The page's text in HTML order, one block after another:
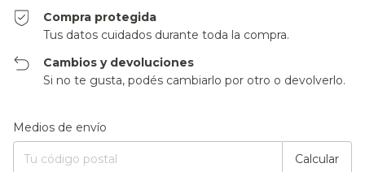
Compra protegida
Tus datos cuidados durante toda la compra.
Cambios y devoluciones
Si no te gusta, podés cambiarlo por otro o devolverlo.
Entregas para el CP:
Medios de envío
Calcular